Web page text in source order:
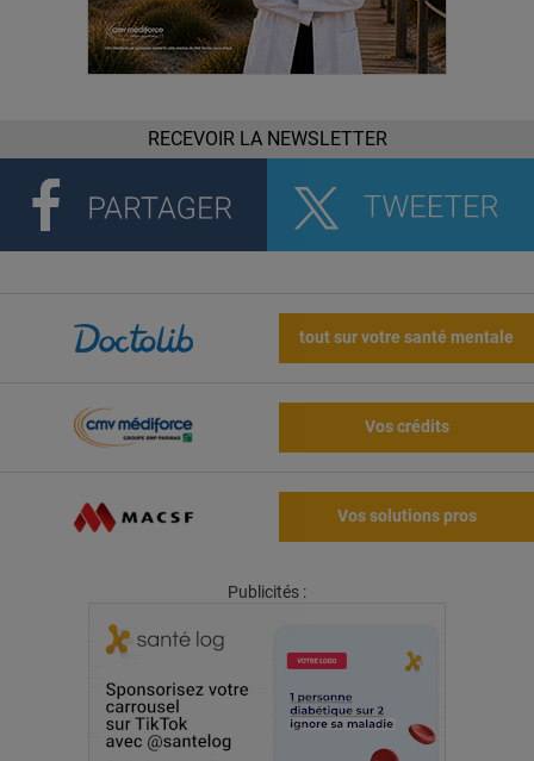
RECEVOIR LA NEWSLETTER
tout sur votre santé mentale
Vos crédits
Vos solutions pros
Publicités :